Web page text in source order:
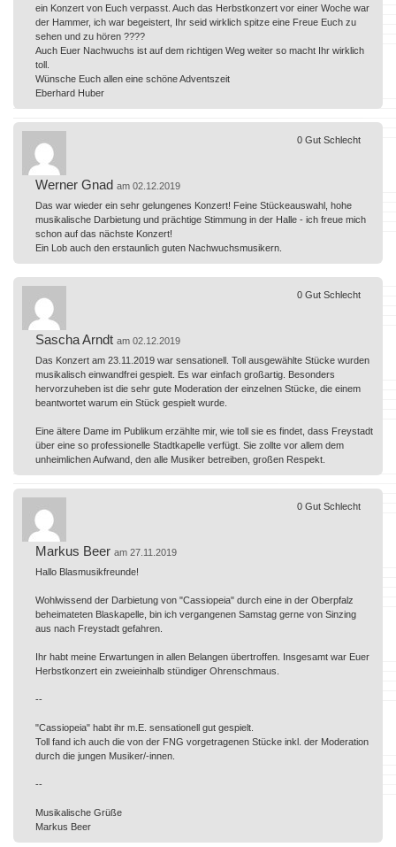
ein Konzert von Euch verpasst. Auch das Herbstkonzert vor einer Woche war
der Hammer, ich war begeistert, Ihr seid wirklich spitze eine Freue Euch zu
sehen und zu hören ????
Auch Euer Nachwuchs ist auf dem richtigen Weg weiter so macht Ihr wirklich
toll.
Wünsche Euch allen eine schöne Adventszeit
Eberhard Huber
Werner Gnad am 02.12.2019
Das war wieder ein sehr gelungenes Konzert! Feine Stückeauswahl, hohe
musikalische Darbietung und prächtige Stimmung in der Halle - ich freue mich
schon auf das nächste Konzert!
Ein Lob auch den erstaunlich guten Nachwuchsmusikern.
0 Gut Schlecht
Sascha Arndt am 02.12.2019
Das Konzert am 23.11.2019 war sensationell. Toll ausgewählte Stücke wurden
musikalisch einwandfrei gespielt. Es war einfach großartig. Besonders
hervorzuheben ist die sehr gute Moderation der einzelnen Stücke, die einem
beantwortet warum ein Stück gespielt wurde.
Eine ältere Dame im Publikum erzählte mir, wie toll sie es findet, dass Freystadt
über eine so professionelle Stadtkapelle verfügt. Sie zollte vor allem dem
unheimlichen Aufwand, den alle Musiker betreiben, großen Respekt.
0 Gut Schlecht
Markus Beer am 27.11.2019
Hallo Blasmusikfreunde!
Wohlwissend der Darbietung von "Cassiopeia" durch eine in der Oberpfalz
beheimateten Blaskapelle, bin ich vergangenen Samstag gerne von Sinzing
aus nach Freystadt gefahren.
Ihr habt meine Erwartungen in allen Belangen übertroffen. Insgesamt war Euer
Herbstkonzert ein zweieinhalb stündiger Ohrenschmaus.
--
"Cassiopeia" habt ihr m.E. sensationell gut gespielt.
Toll fand ich auch die von der FNG vorgetragenen Stücke inkl. der Moderation
durch die jungen Musiker/-innen.
--
Musikalische Grüße
Markus Beer
0 Gut Schlecht